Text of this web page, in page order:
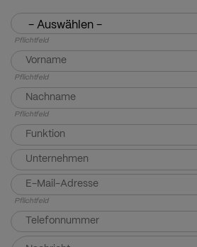
Pflichtfeld
Pflichtfeld
Pflichtfeld
Pflichtfeld